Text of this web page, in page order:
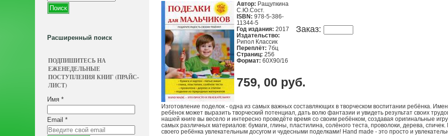
Расширенный поиск
ПОДПИШИТЕСЬ НА
ЕЖЕНЕДЕЛЬНЫЕ
ПОСТУПЛЕНИЯ КНИГ (ПРАЙС-
ЛИСТ)
Имя *
Email *
Заказ:
Автор: Ращупкина
С.Ю.Сост.
ISBN: 978-5-386-
11344-5
Год издания: 2017
Издательство:
Рипол Классик
Переплёт: 7бц
Страниц: 256
Формат: 60Х90/16
759, 00 руб.
Изготовление поделок - одна из самых важных составляющих в творческом воспитании ребёнка.
ребёнок может выразить творческий потенциал, дать волю фантазии и увидеть результат своих
нашей книге вы весело и интересно проведёте время со своим ребёнком, создавая оригинальные
самых различных материалов: бумаги, глины, пластилина, солёного теста, проволоки, дерева,
своего ребёнка увлекательным досугом и чудесными поделками! Hand made - это просто и